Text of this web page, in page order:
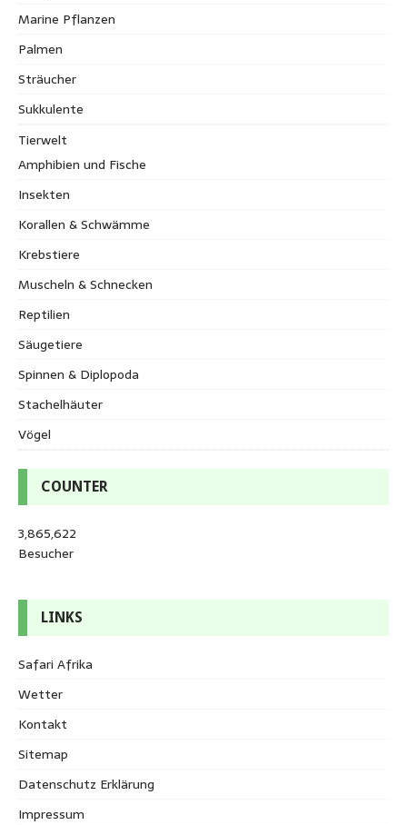
Marine Pflanzen
Palmen
Sträucher
Sukkulente
Tierwelt
Amphibien und Fische
Insekten
Korallen & Schwämme
Krebstiere
Muscheln & Schnecken
Reptilien
Säugetiere
Spinnen & Diplopoda
Stachelhäuter
Vögel
COUNTER
3,865,622
Besucher
LINKS
Safari Afrika
Wetter
Kontakt
Sitemap
Datenschutz Erklärung
Impressum